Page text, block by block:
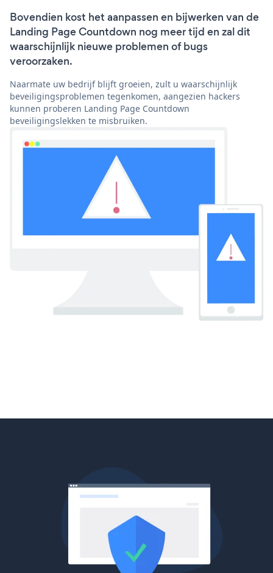
Bovendien kost het aanpassen en bijwerken van de
Landing Page Countdown nog meer tijd en zal dit
waarschijnlijk nieuwe problemen of bugs
veroorzaken.
Naarmate uw bedrijf blijft groeien, zult u waarschijnlijk
beveiligingsproblemen tegenkomen, aangezien hackers
kunnen proberen Landing Page Countdown
beveiligingslekken te misbruiken.